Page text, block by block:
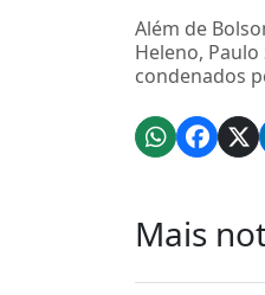
Além de
Heleno,
condenados
Mais